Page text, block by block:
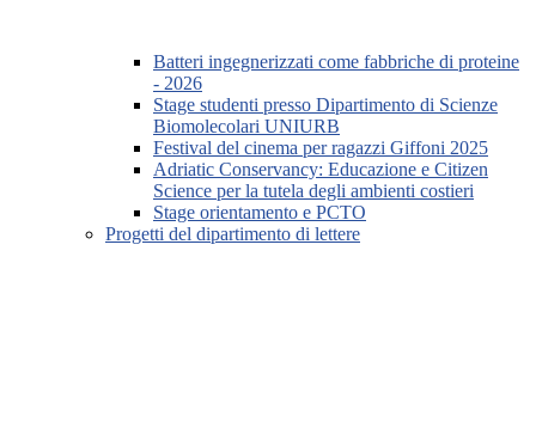
Batteri ingegnerizzati come fabbriche di proteine
- 2026
Stage studenti presso Dipartimento di Scienze
Biomolecolari UNIURB
Festival del cinema per ragazzi Giffoni 2025
Adriatic Conservancy: Educazione e Citizen
Science per la tutela degli ambienti costieri
Stage orientamento e PCTO
Progetti del dipartimento di lettere